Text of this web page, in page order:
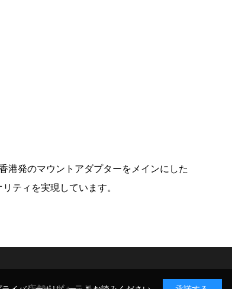
港発のマウントアダプターをメインにした
ティを実現しています。